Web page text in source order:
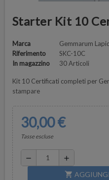
Starter Kit 10
Marca
Gemmarum
Riferimento
SKC-10C
In magazzino
30 Articoli
Kit 10 Certificati completi per
stampare
30,00 €
Tasse escluse
remove add
shopping_cart